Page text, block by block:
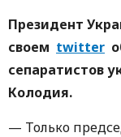
Президент
своем twitter
сепаратистов
Колодия.
— Только